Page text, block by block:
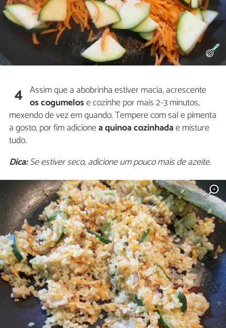
4 Assim que a abobrinha estiver macia, acrescente
os cogumelose cozinhe por mais 2-3 minutos,
mexendo de vez em quando. Tempere com sal e pimenta
a gosto, por fim adicionea quinoa cozinhadae misture
tudo.
Dica:Se estiver seco, adicione um pouco mais de azeite.